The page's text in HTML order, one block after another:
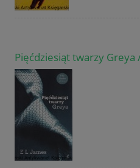
Pięćdziesiąt twarzy Greya